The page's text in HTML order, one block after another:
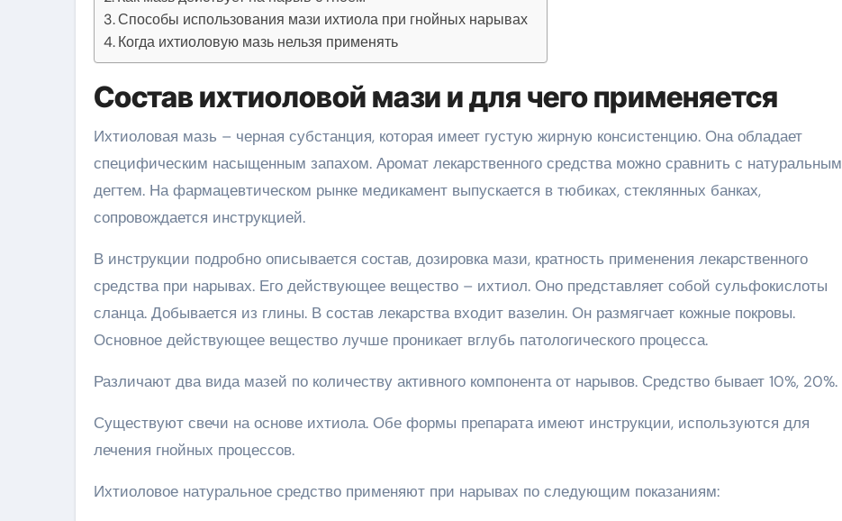
Способы использования мази ихтиола при гнойных нарывах
Когда ихтиоловую мазь нельзя применять
Состав ихтиоловой мази и для чего применяется
Ихтиоловая мазь – черная субстанция, которая имеет густую жирную консистенцию. Она обладает
специфическим насыщенным запахом. Аромат лекарственного средства можно сравнить с натуральным
дегтем. На фармацевтическом рынке медикамент выпускается в тюбиках, стеклянных банках,
сопровождается инструкцией.
В инструкции подробно описывается состав, дозировка мази, кратность применения лекарственного
средства при нарывах. Его действующее вещество – ихтиол. Оно представляет собой сульфокислоты
сланца. Добывается из глины. В состав лекарства входит вазелин. Он размягчает кожные покровы.
Основное действующее вещество лучше проникает вглубь патологического процесса.
Различают два вида мазей по количеству активного компонента от нарывов. Средство бывает 10%, 20%.
Существуют свечи на основе ихтиола. Обе формы препарата имеют инструкции, используются для
лечения гнойных процессов.
Ихтиоловое натуральное средство применяют при нарывах по следующим показаниям: